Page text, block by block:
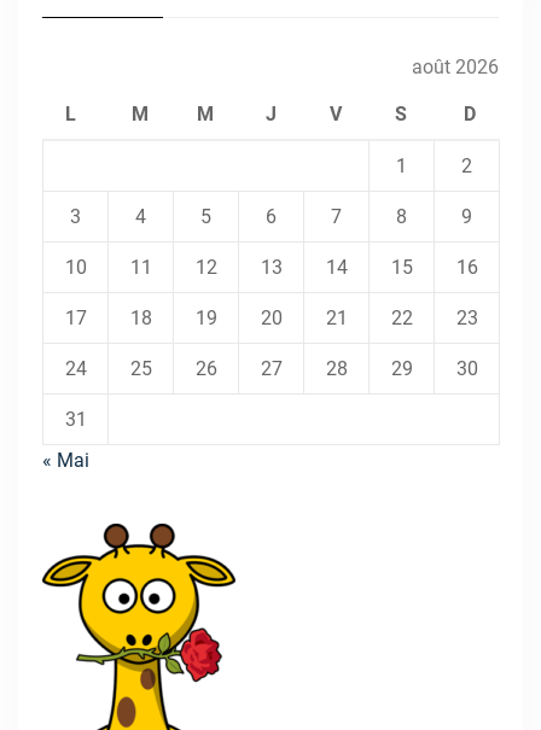
août 2026
L M M J V S D
1 2
3 4 5 6 7 8 9
10 11 12 13 14 15 16
17 18 19 20 21 22 23
24 25 26 27 28 29 30
31
« Mai